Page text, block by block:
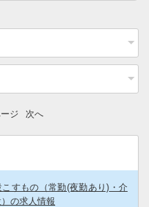
ジ 次へ
すもの（常勤(夜勤あり)・介
の求人情報